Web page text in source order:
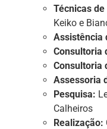
Técnicas
Keiko e
Assistência
Consultoria
Consultoria
Assessoria
Pesquisa:
Calheiros
Realização: